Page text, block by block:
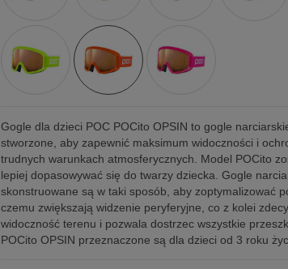
Gogle dla dzieci POC POCito OPSIN to gogle
stworzone, aby zapewnić maksimum widoczności i
trudnych warunkach atmosferycznych. Model POCito
lepiej dopasowywać się do twarzy dziecka. Gogle
skonstruowane są w taki sposób, aby zoptymalizować
czemu zwiększają widzenie peryferyjne, co z kolei
widoczność terenu i pozwala dostrzec wszystkie
POCito OPSIN przeznaczone są dla dzieci od 3 roku